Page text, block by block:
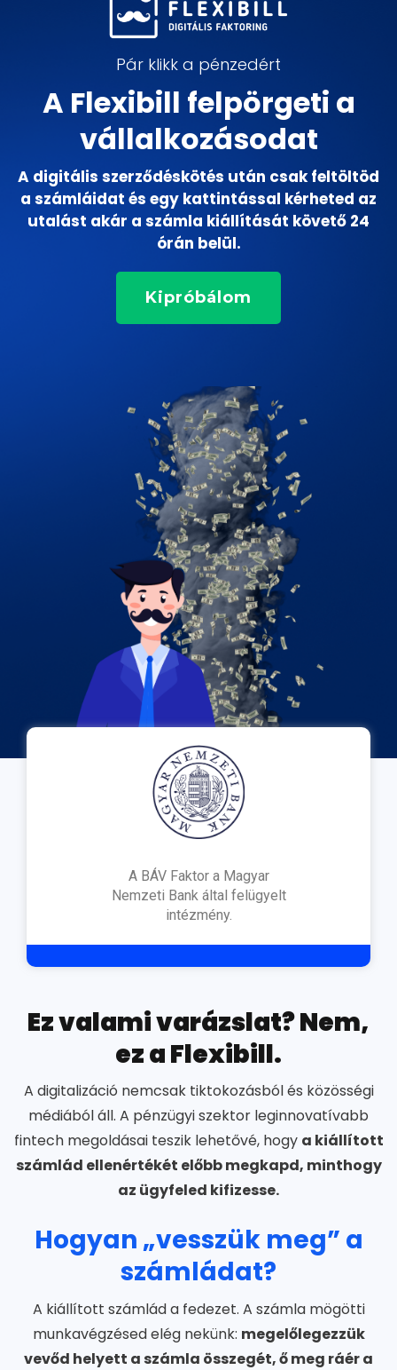
Pár klikk a pénzedért
A Flexibill felpörgeti a
vállalkozásodat
A digitális szerződéskötés után csak feltöltöd
a számláidat és egy kattintással kérheted az
utalást akár a számla kiállítását követő 24
órán belül.
Kipróbálom
Ez valami varázslat? Nem,
ez a Flexibill.
A digitalizáció nemcsak tiktokozásból és közösségi
médiából áll. A pénzügyi szektor leginnovatívabb
fintech megoldásai teszik lehetővé, hogy a kiállított
számlád ellenértékét előbb megkapd, minthogy
az ügyfeled kifizesse.
Hogyan „vesszük meg” a
számládat?
A kiállított számlád a fedezet. A számla mögötti
munkavégzésed elég nekünk: megelőlegezzük
vevőd helyett a számla összegét, ő meg ráér a
A BÁV Faktor a Magyar
Nemzeti Bank által felügyelt
intézmény.